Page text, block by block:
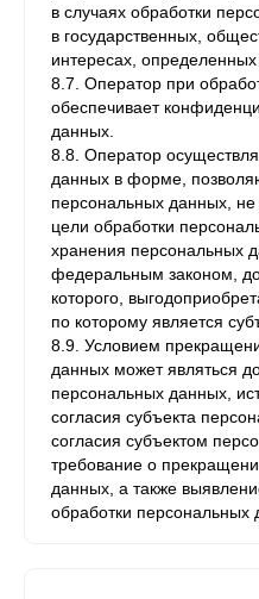
в случаях обработки
в государственных,
интересах,
8.7. Оператор при
обеспечивает
данных.
8.8. Оператор
данных в форме,
персональных данных,
цели обработки
хранения персональных
федеральным законом,
которого,
по которому является
8.9. Условием
данных может являться
персональных данных,
согласия субъекта
согласия субъектом
требование о
данных, а также
обработки персональных